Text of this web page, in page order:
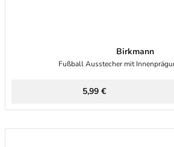
Birkmann
Fußball Ausstecher mit
5,99 €